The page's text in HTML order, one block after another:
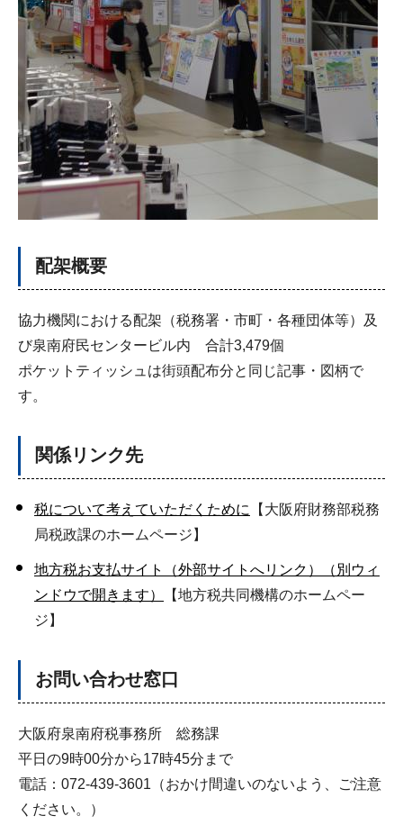
配架概要
協力機関における配架（税務署・市町・各種団体等）及
び泉南府民センタービル内 合計3,479個
ポケットティッシュは街頭配布分と同じ記事・図柄で
す。
関係リンク先
税について考えていただくために
【大阪府財務部税務
局税政課のホームページ】
地方税お支払サイト（外部サイトへリンク）（別ウィ
ンドウで開きます）
【地方税共同機構のホームペー
ジ】
お問い合わせ窓口
大阪府泉南府税事務所 総務課
平日の9時00分から17時45分まで
電話：072-439-3601（おかけ間違いのないよう、ご注意
ください。）